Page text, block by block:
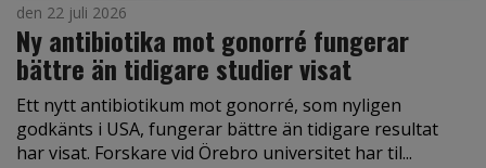
den 22 juli 2026
Ny antibiotika mot gonorré fungerar
bättre än tidigare studier visat
Ett nytt antibiotikum mot gonorré, som nyligen
godkänts i USA, fungerar bättre än tidigare resultat
har visat. Forskare vid Örebro universitet har til...